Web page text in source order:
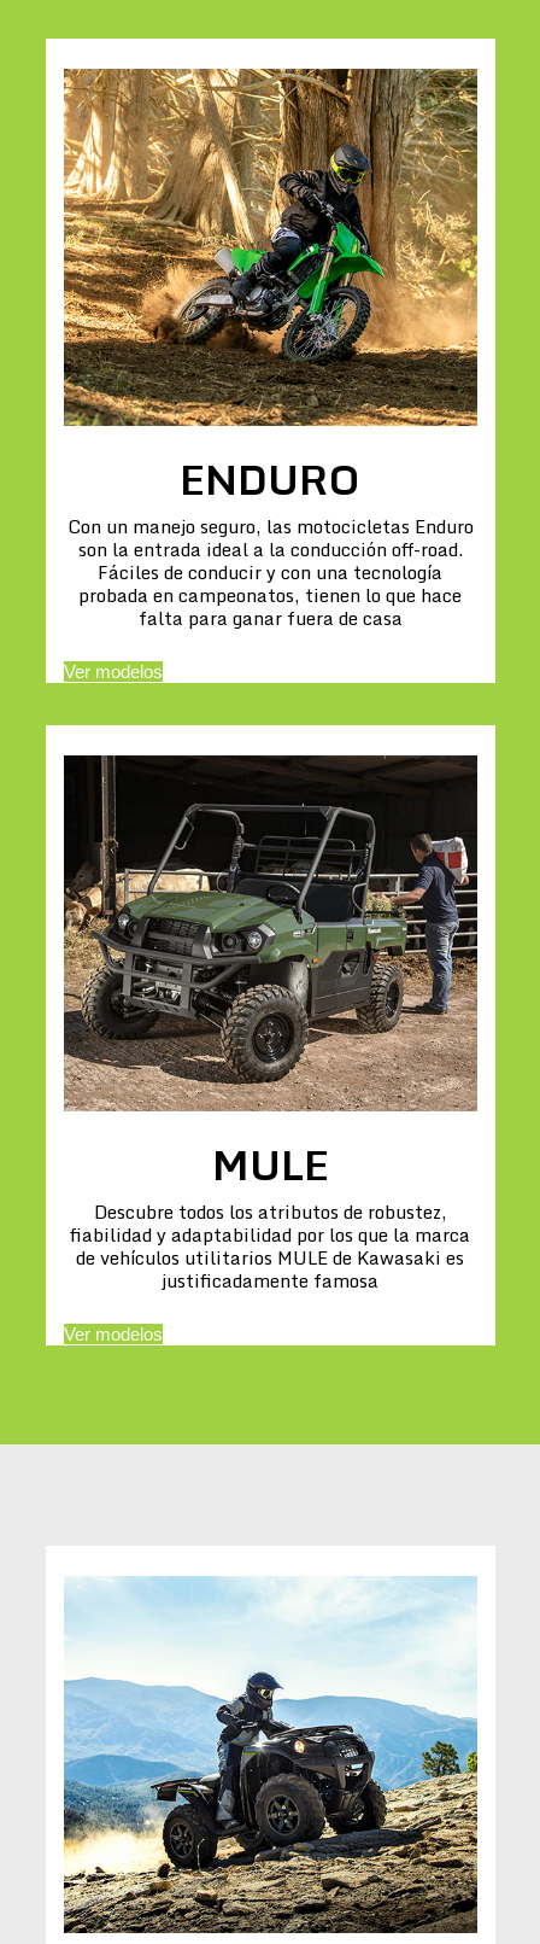
ENDURO
Con un manejo seguro, las motocicletas Enduro
son la entrada ideal a la conducción off-road.
Fáciles de conducir y con una tecnología
probada en campeonatos, tienen lo que hace
falta para ganar fuera de casa
Ver modelos
MULE
Descubre todos los atributos de robustez,
fiabilidad y adaptabilidad por los que la marca
de vehículos utilitarios MULE de Kawasaki es
justificadamente famosa
Ver modelos